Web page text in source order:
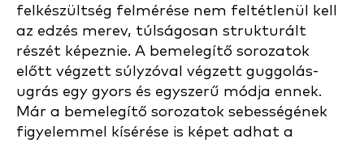
felkészültség felmérése nem feltétlenül kell
az edzés merev, túlságosan strukturált
részét képeznie. A bemelegítő sorozatok
előtt végzett súlyzóval végzett guggolás-
ugrás egy gyors és egyszerű módja ennek.
Már a bemelegítő sorozatok sebességének
figyelemmel kísérése is képet adhat a